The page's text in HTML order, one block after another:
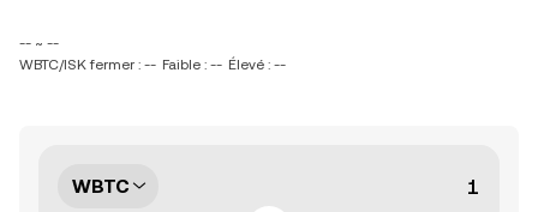
-- ~ --
WBTC/ISK fermer : -- Faible : -- Élevé : --
WBTC